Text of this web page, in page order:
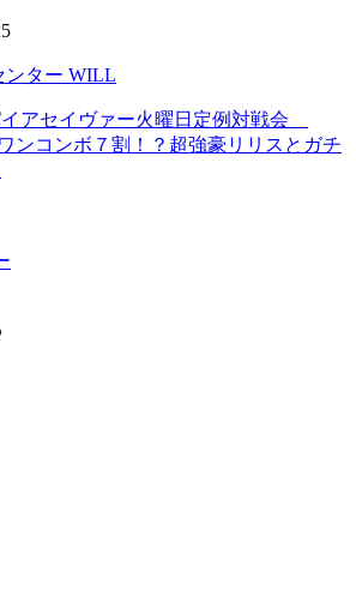
ンター WILL
イアセイヴァー火曜日定例対戦会
ンコンボ７割！？超強豪リリスとガチ